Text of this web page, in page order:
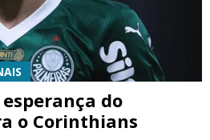
esperança do
o Corinthians